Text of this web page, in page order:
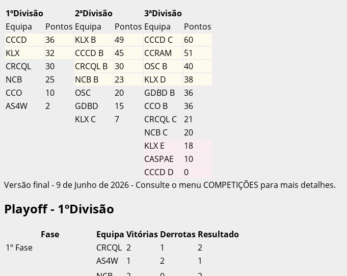
1ºDivisão 2ªDivisão
3ªDivisão
Equipa
Pontos Equipa Pontos Equipa
Pontos
CCCD
36 KLX B 49 CCCD C
60
KLX
32 CCCD B 45 CCRAM
51
CRCQL
30 CRCQL B 30 OSC B
40
NCB
25 NCB B 23 KLX D
38
CCO
10 OSC 20 GDBD B
36
AS4W
2 GDBD 15 CCO B
36
KLX C
7 CRCQL C
21
NCB C
20
KLX E
18
CASPAE
10
CCCD D
0
Versão final - 9 de Junho de 2026 - Consulte o menu COMPETIÇÕES para mais detalhes.
Playoff - 1ºDivisão
Fase Equipa Vitórias Derrotas Resultado
1º Fase
CRCQL 2 1
2
AS4W
1 2
1